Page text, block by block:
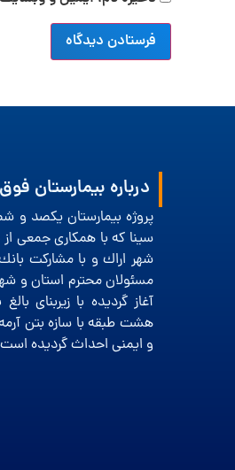
درباره بیمارستان
پروژه بیمارستان یكصد
سینا كه با همكاری جمعی
شهر اراك و با مشاركت
آغاز گردیده با زیربنای
هشت طبقه با سازه بتن
و ایمنی احداث گردیده